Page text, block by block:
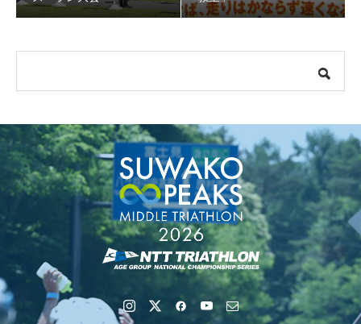
【会議報告】諏訪地域６市町村連絡会議を開催しました